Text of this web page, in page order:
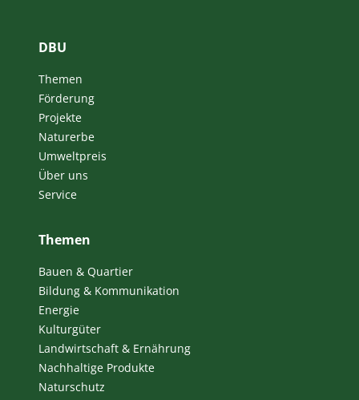
DBU
Themen
Förderung
Projekte
Naturerbe
Umweltpreis
Über uns
Service
Themen
Bauen & Quartier
Bildung & Kommunikation
Energie
Kulturgüter
Landwirtschaft & Ernährung
Nachhaltige Produkte
Naturschutz